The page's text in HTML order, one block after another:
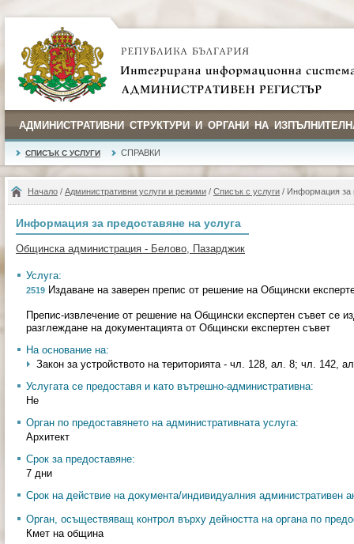
АДМИНИСТРАТИВНИ СТРУКТУРИ И ОРГАНИ НА
СПИСЪК С УСЛУГИ СПРАВКИ
Начало / Административни услуги и режими / Списък с услуги / Информация за
Информация за предоставяне на услуга
Общинска администрация - Белово, Пазарджик
Услуга:
2519 Издаване на заверен препис от решение на Общински
Препис-извлечение от решение на Общински експертен съвет се
разглеждане на документацията от Общински експертен съвет
На основание на:
Закон за устройството на територията - чл. 128, ал. 8; чл. 142,
Услугата се предоставя и като вътрешно-административна:
Не
Орган по предоставянето на административната услуга:
Архитект
Срок за предоставяне:
7 дни
Срок на действие на документа/индивидуалния административен
Орган, осъществяващ контрол върху дейността на органа по
Кмет на община